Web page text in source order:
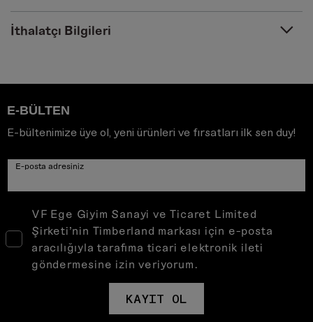
İthalatçı Bilgileri
E-BÜLTEN
E-bültenimize üye ol, yeni ürünleri ve fırsatları ilk sen duy!
E-posta adresiniz
VF Ege Giyim Sanayi ve Ticaret Limited
Şirketi’nin Timberland markası için e-posta
aracılığıyla tarafıma ticari elektronik ileti
göndermesine izin veriyorum.
KAYIT OL